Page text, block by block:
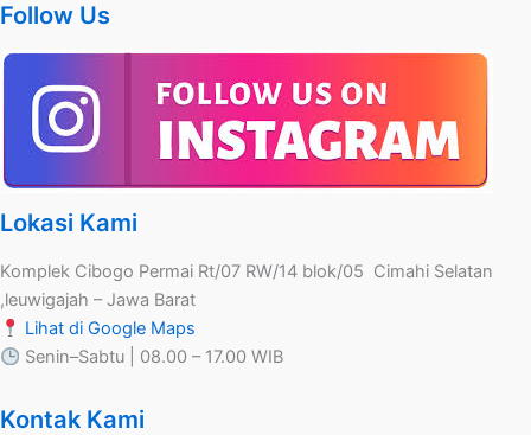
Follow Us
Lokasi Kami
Komplek Cibogo Permai Rt/07 RW/14 blok/05 Cimahi Selatan
,leuwigajah – Jawa Barat
Lihat di Google Maps
Senin–Sabtu | 08.00 – 17.00 WIB
Kontak Kami